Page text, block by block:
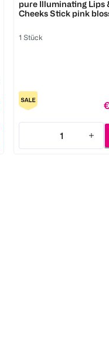
pure Illuminating Lips
Cheeks Stick pink
1 Stück
1
Quantity: 1